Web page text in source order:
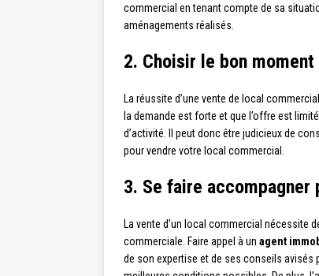
commercial en tenant compte de sa
aménagements réalisés.
2. Choisir le bon
La réussite d’une vente de local
la demande est forte et que l’offre est
d’activité. Il peut donc être judicieux de
pour vendre votre local commercial.
3. Se faire accompagner
La vente d’un local commercial nécessite
commerciale. Faire appel à un agent
de son expertise et de ses conseils avisés